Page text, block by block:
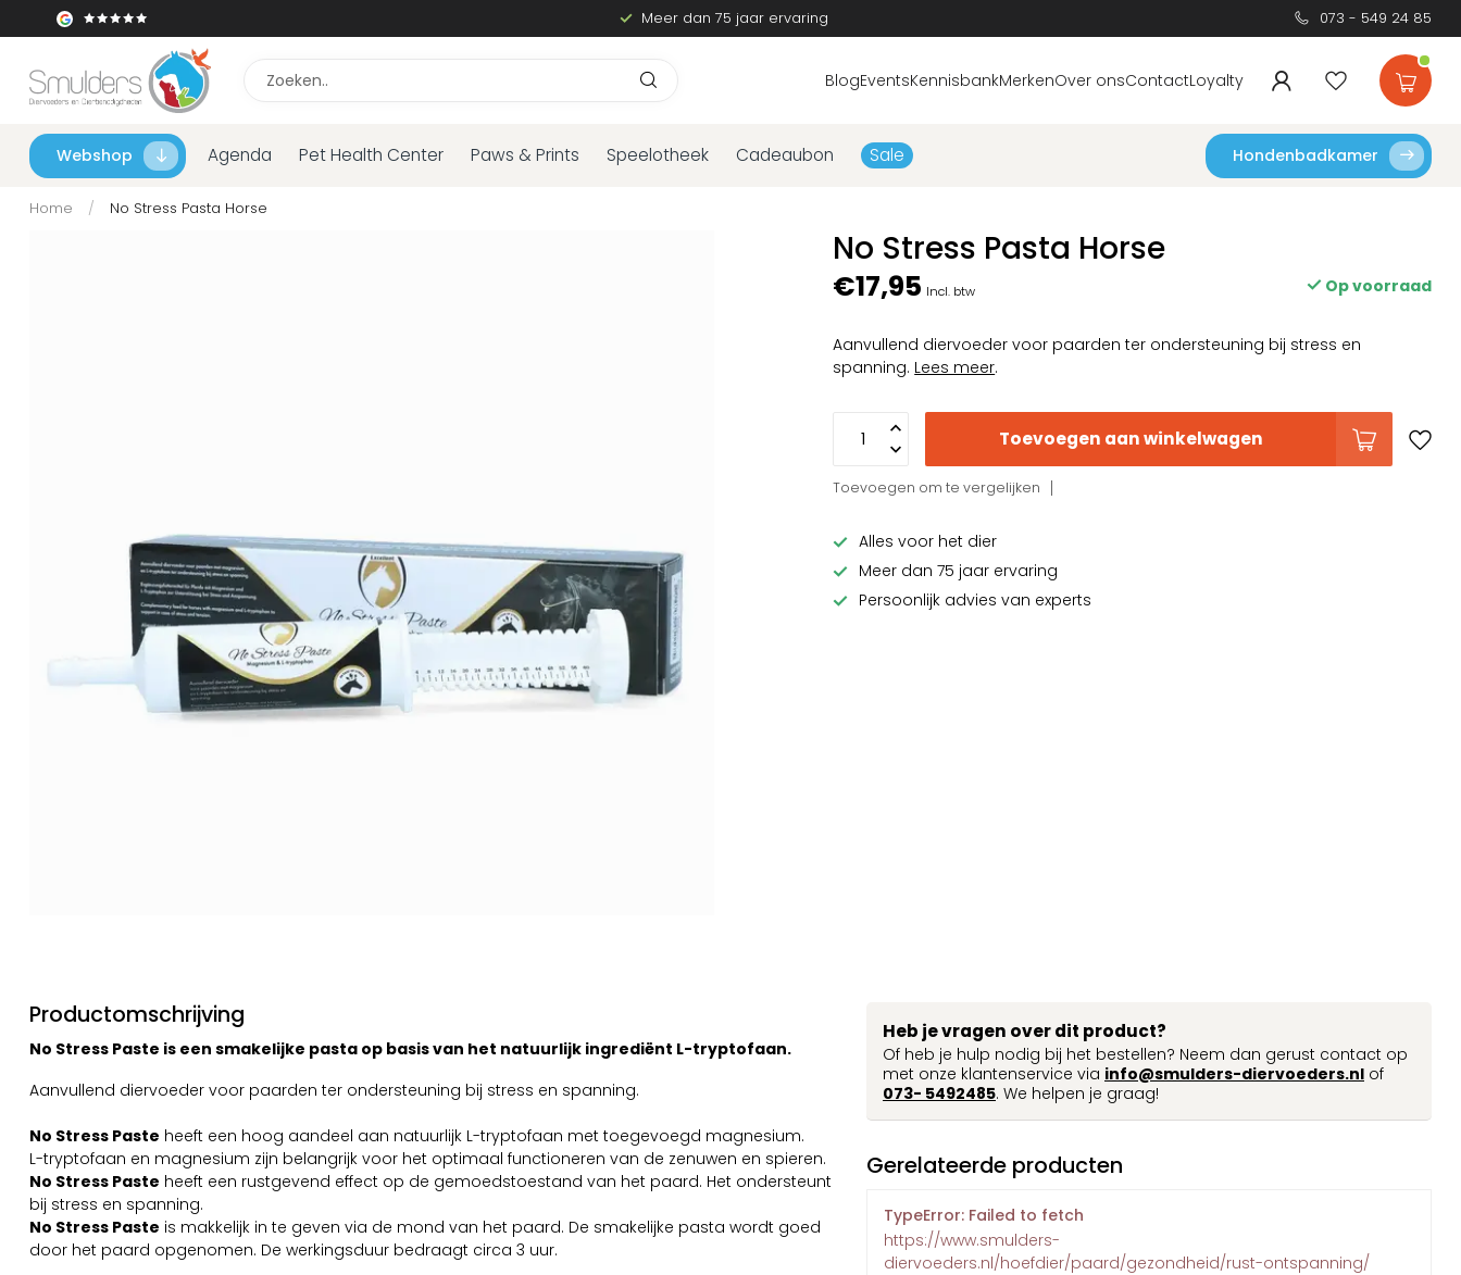
Meer dan 75 jaar ervaring 073 - 549 24 85
BlogEventsKennisbankMerkenOver onsContactLoyalty
Webshop Agenda Pet Health Center Paws & Prints Speelotheek Cadeaubon Sale Hondenbadkamer
Home / No Stress Pasta Horse
No Stress Pasta Horse
€17,95 Incl. btw Op voorraad
Aanvullend diervoeder voor paarden ter ondersteuning bij stress en
spanning. Lees meer.
Toevoegen aan winkelwagen
Toevoegen om te vergelijken
Alles voor het dier
Meer dan 75 jaar ervaring
Persoonlijk advies van experts
Productomschrijving
No Stress Paste is een smakelijke pasta op basis van het natuurlijk ingrediënt L-tryptofaan.
Aanvullend diervoeder voor paarden ter ondersteuning bij stress en spanning.
No Stress Paste heeft een hoog aandeel aan natuurlijk L-tryptofaan met toegevoegd magnesium.
L-tryptofaan en magnesium zijn belangrijk voor het optimaal functioneren van de zenuwen en spieren.
No Stress Paste heeft een rustgevend effect op de gemoedstoestand van het paard. Het ondersteunt
bij stress en spanning.
No Stress Paste is makkelijk in te geven via de mond van het paard. De smakelijke pasta wordt goed
door het paard opgenomen. De werkingsduur bedraagt circa 3 uur.
Heb je vragen over dit product?
Of heb je hulp nodig bij het bestellen? Neem dan gerust contact op
met onze klantenservice via info@smulders-diervoeders.nl of
073- 5492485. We helpen je graag!
Gerelateerde producten
TypeError: Failed to fetch
https://www.smulders-
diervoeders.nl/hoefdier/paard/gezondheid/rust-ontspanning/